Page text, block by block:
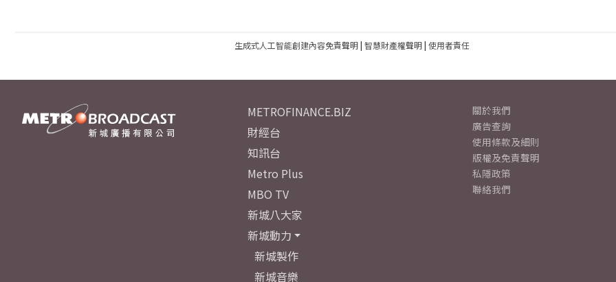
生成式人工智能創建內容免責聲明| 智慧財產權聲明| 使用者責任
METROFINANCE.BIZ
財經台
知訊台
Metro Plus
MBO TV
新城八大家
新城動力
新城製作
新城音樂
關於我們
廣告查詢
使用條款及細則
版權及免責聲明
私隱政策
聯絡我們